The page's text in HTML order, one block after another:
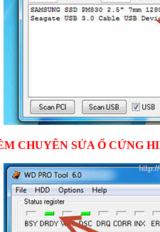
CHUYÊN SỬA Ổ CỨNG